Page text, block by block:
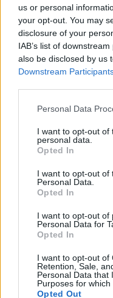
us or personal
your opt-out. You may
disclosure of your
IAB’s list of
also be disclosed by us
Downstream
Please note that this
not limited to your visit
grant or deny consent
use your data for below
consent section.
Personal Data
I want to opt-out of
personal data.
Opted In
I want to opt-out of
Personal Data.
Opted In
I want to opt-out of
Personal Data for
Opted In
I want to opt-out of
Retention, Sale,
Personal Data that
Purposes for which
Opted Out
Magyarország
következetesen
Izrael állam
európai
ünnepelték és
ilyentől soha
Ezért a
kormányt és a
hogy ne
és valamennyi
méltóságát